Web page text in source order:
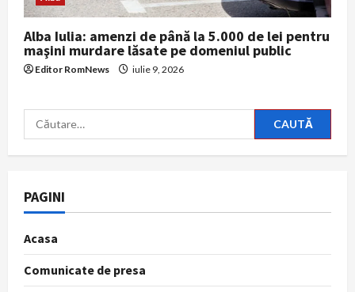
Alba Iulia: amenzi de până la 5.000 de lei pentru
maşini murdare lăsate pe domeniul public
Editor RomNews iulie 9, 2026
Caută
după:
PAGINI
Acasa
Comunicate de presa